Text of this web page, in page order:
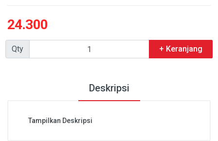
24.300
Qty + Keranjang
Deskripsi
Tampilkan Deskripsi